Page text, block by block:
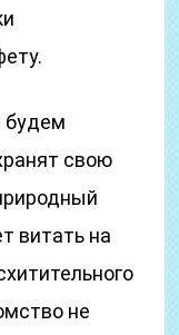
будем
свою
витать на
не